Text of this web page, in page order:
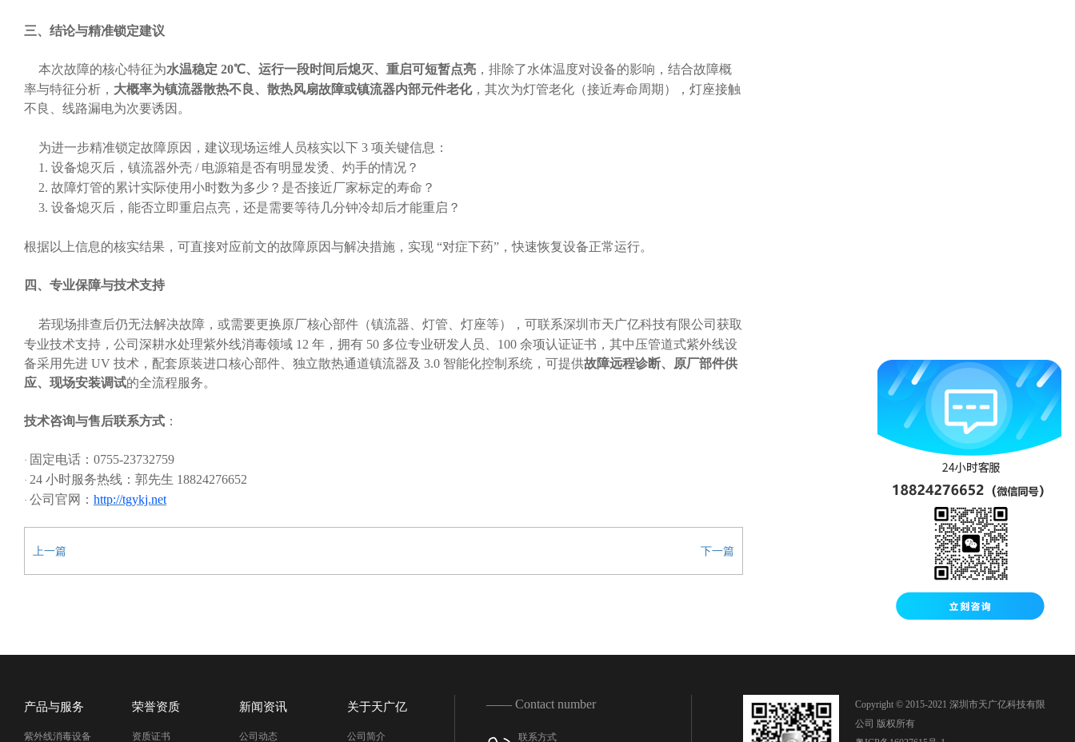
三、结论与精准锁定建议
本次故障的核心特征为水温稳定 20℃、运行一段时间后熄灭、重启可短暂点亮 ，排除了水体温度对设备的影响，结合故障概
率与特征分析， 大概率为镇流器散热不良、散热风扇故障或镇流器内部元件老化，其次为灯管老化（接近寿命周期），灯座接触
不良、线路漏电为次要诱因。
为进一步精准锁定故障原因，建议现场运维人员核实以下 3 项关键信息：
1. 设备熄灭后，镇流器外壳 / 电源箱是否有明显发烫、灼手的情况？
2. 故障灯管的累计实际使用小时数为多少？是否接近厂家标定的寿命？
3. 设备熄灭后，能否立即重启点亮，还是需要等待几分钟冷却后才能重启？
根据以上信息的核实结果，可直接对应前文的故障原因与解决措施，实现 “对症下药”，快速恢复设备正常运行。
四、专业保障与技术支持
若现场排查后仍无法解决故障，或需要更换原厂核心部件（镇流器、灯管、灯座等），可联系深圳市天广亿科技有限公司获取
专业技术支持，公司深耕水处理紫外线消毒领域 12 年，拥有 50 多位专业研发人员、100 余项认证证书，其中压管道式紫外线设
备采用先进 UV 技术，配套原装进口核心部件、独立散热通道镇流器及 3.0 智能化控制系统，可提供故障远程诊断、原厂部件供
应、现场安装调试的全流程服务。
技术咨询与售后联系方式 ：
· 固定电话： 0755-23732759
· 24 小时服务热线：郭先生 18824276652
· 公司官网： http://tgykj.net
上一篇 下一篇
产品与服务
紫外线消毒设备
荣誉资质
资质证书
新闻资讯
公司动态
关于天广亿
公司简介
—— Contact number
联系方式
Copyright © 2015-2021 深圳市天广亿科技有限
公司 版权所有